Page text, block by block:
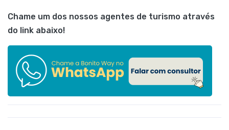
Chame um dos nossos agentes de turismo através
do link abaixo!